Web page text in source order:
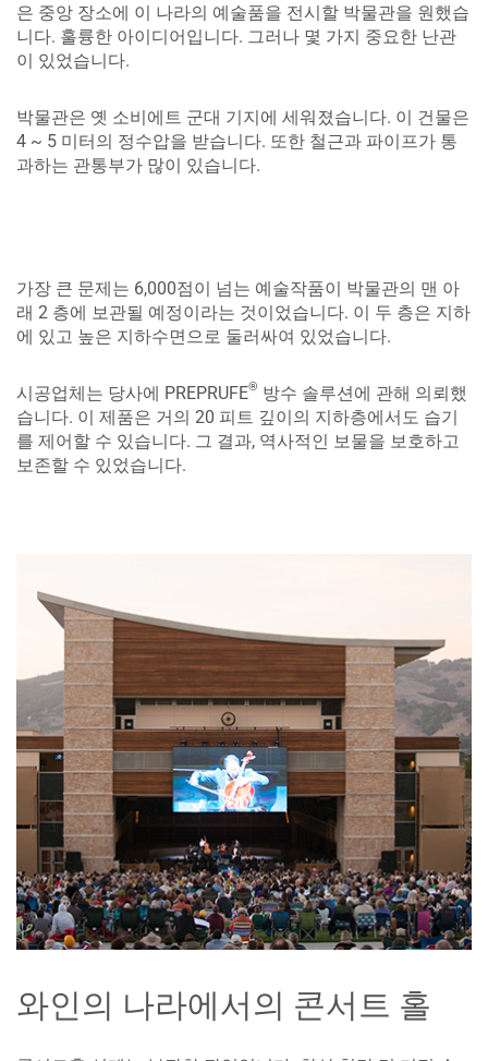
은 중앙 장소에 이 나라의 예술품을 전시할 박물관을 원했습
니다. 훌륭한 아이디어입니다. 그러나 몇 가지 중요한 난관
이 있었습니다.
박물관은 옛 소비에트 군대 기지에 세워졌습니다. 이 건물은
4 ~ 5 미터의 정수압을 받습니다. 또한 철근과 파이프가 통
과하는 관통부가 많이 있습니다.
가장 큰 문제는 6,000점이 넘는 예술작품이 박물관의 맨 아
래 2 층에 보관될 예정이라는 것이었습니다. 이 두 층은 지하
에 있고 높은 지하수면으로 둘러싸여 있었습니다.
시공업체는 당사에 PREPRUFE® 방수 솔루션에 관해 의뢰했
습니다. 이 제품은 거의 20 피트 깊이의 지하층에서도 습기
를 제어할 수 있습니다. 그 결과, 역사적인 보물을 보호하고
보존할 수 있었습니다.
와인의 나라에서의 콘서트 홀